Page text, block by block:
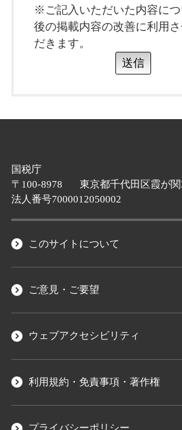
※ご記入いただいた内容に
後の掲載内容の改善に利用
だきます。
送信
国税庁
〒100-8978
東京都千代田区霞が
法人番号7000012050002
このサイトについて
ご意見・ご要望
ウェブアクセシビリティ
利用規約・免責事項・著作権